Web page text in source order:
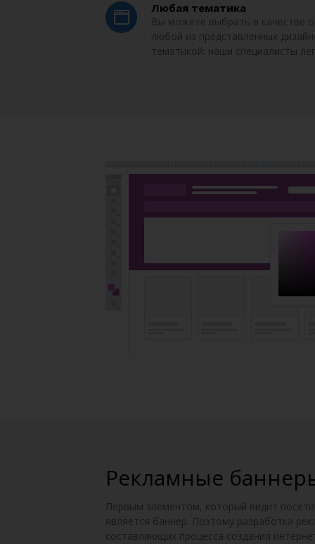
Любая тематика
Вы можете выбрать в качестве
любой из представленных
тематикой: наши специалисты
Рекламные
Первым элементом, который видит
является баннер. Поэтому разработка
составляющих процесса создания